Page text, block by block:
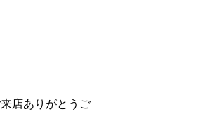
店ありがとうご